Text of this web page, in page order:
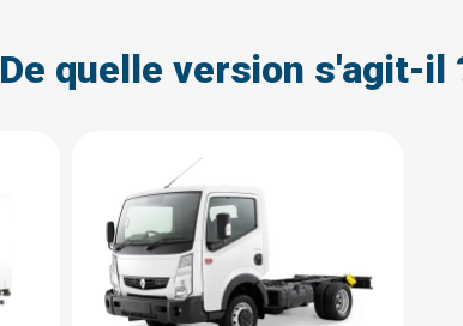
De quelle version s'agit-il